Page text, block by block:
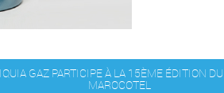
GAZ PARTICIPE À LA 15ÈME ÉDITION
MAROCOTEL